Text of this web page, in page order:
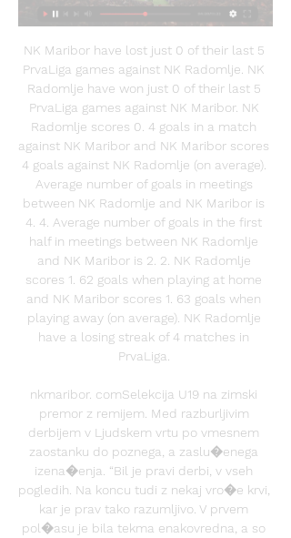
NK Maribor have lost just 0 of their last 5
PrvaLiga games against NK Radomlje. NK
Radomlje have won just 0 of their last 5
PrvaLiga games against NK Maribor. NK
Radomlje scores 0. 4 goals in a match
against NK Maribor and NK Maribor scores
4 goals against NK Radomlje (on average).
Average number of goals in meetings
between NK Radomlje and NK Maribor is
4. 4. Average number of goals in the first
half in meetings between NK Radomlje
and NK Maribor is 2. 2. NK Radomlje
scores 1. 62 goals when playing at home
and NK Maribor scores 1. 63 goals when
playing away (on average). NK Radomlje
have a losing streak of 4 matches in
PrvaLiga.
nkmaribor. comSelekcija U19 na zimski
premor z remijem. Med razburljivim
derbijem v Ljudskem vrtu po vmesnem
zaostanku do poznega, a zaslu�enega
izena�enja. “Bil je pravi derbi, v vseh
pogledih. Na koncu tudi z nekaj vro�e krvi,
kar je prav tako razumljivo. V prvem
pol�asu je bila tekma enakovredna, a so